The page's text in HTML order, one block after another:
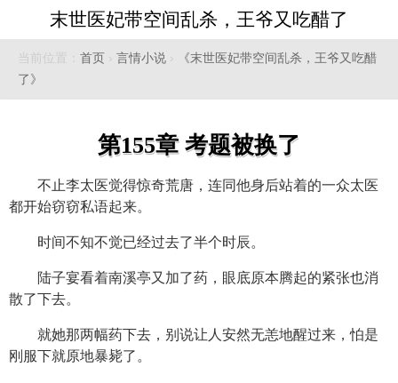
末世医妃带空间乱杀，王爷又吃醋了
当前位置： 首页 › 言情小说 ›
《末世医妃带空间乱杀，王爷又吃醋
了》
第155章 考题被换了
不止李太医觉得惊奇荒唐，连同他身后站着的一众太医
都开始窃窃私语起来。
时间不知不觉已经过去了半个时辰。
陆子宴看着南溪亭又加了药，眼底原本腾起的紧张也消
散了下去。
就她那两幅药下去，别说让人安然无恙地醒过来，怕是
刚服下就原地暴毙了。